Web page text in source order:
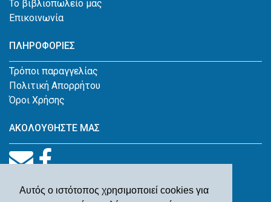
Αυτός ο ιστότοπος χρησιμοποιεί cookies για
Το βιβλιοπωλείο μας
Επικοινωνία
ΠΛΗΡΟΦΟΡΙΕΣ
Τρόποι παραγγελίας
Πολιτική Απορρήτου
Όροι Χρήσης
ΑΚΟΛΟΥΘΗΣΤΕ ΜΑΣ